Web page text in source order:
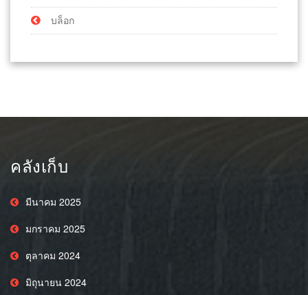
บล็อก
คลังเก็บ
มีนาคม 2025
มกราคม 2025
ตุลาคม 2024
มิถุนายน 2024